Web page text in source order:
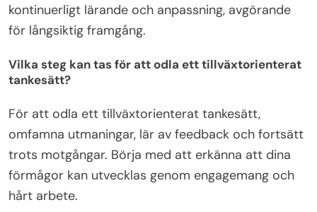
kontinuerligt lärande och anpassning, avgörande
för långsiktig framgång.
Vilka steg kan tas för att odla ett tillväxtorienterat
tankesätt?
För att odla ett tillväxtorienterat tankesätt,
omfamna utmaningar, lär av feedback och fortsätt
trots motgångar. Börja med att erkänna att dina
förmågor kan utvecklas genom engagemang och
hårt arbete.